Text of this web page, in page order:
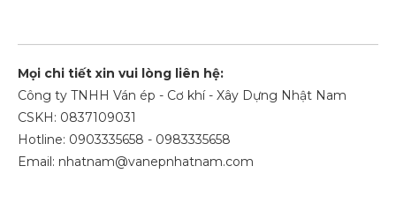
Mọi chi tiết xin vui lòng liên hệ:
Công ty TNHH Ván ép - Cơ khí - Xây Dựng Nhật Nam
CSKH: 0837109031
Hotline: 0903335658 - 0983335658
Email: nhatnam@vanepnhatnam.com